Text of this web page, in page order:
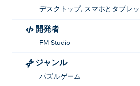
Mummy's Path Deluxe を作成
Mummy's Path Deluxe は FM Studio
した。他のアーケード ゲームをプレ
Shoot'n'Shout Turbo
持っています Poki (ポキ)
デスクトップ, スマホとタブレッ
開発者
FM Studio
ジャンル
パズルゲーム